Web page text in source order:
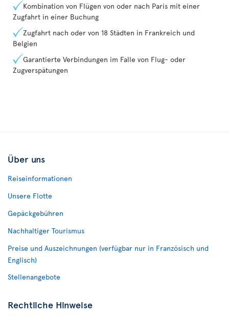
Kombination von Flügen von oder nach Paris mit einer
Zugfahrt in einer Buchung
Zugfahrt nach oder von 18 Städten in Frankreich und
Belgien
Garantierte Verbindungen im Falle von Flug- oder
Zugverspätungen
Über uns
Reiseinformationen
Unsere Flotte
Gepäckgebühren
Nachhaltiger Tourismus
Preise und Auszeichnungen (verfügbar nur in Französisch und
Englisch)
Stellenangebote
Rechtliche Hinweise